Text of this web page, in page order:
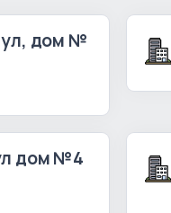
ул, дом №
дом №4